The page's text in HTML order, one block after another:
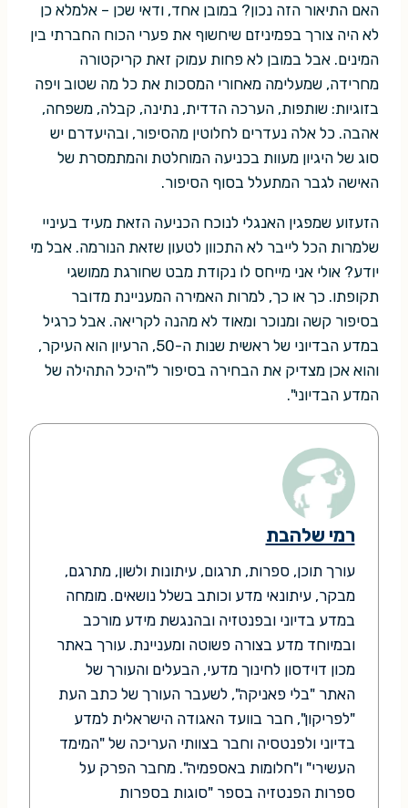
האם התיאור הזה נכון? במובן אחד, ודאי שכן – אלמלא כן
לא היה צורך בפמיניזם שיחשוף את פערי הכוח החברתי בין
המינים. אבל במובן לא פחות עמוק זאת קריקטורה
מחרידה, שמעלימה מאחורי המסכות את כל מה שטוב ויפה
בזוגיות: שותפות, הערכה הדדית, נתינה, קבלה, משפחה,
אהבה. כל אלה נעדרים לחלוטין מהסיפור, ובהיעדרם יש
סוג של היגיון מעוות בכניעה המוחלטת והמתמסרת של
האישה לגבר המתעלל בסוף הסיפור.
הזעזוע שמפגין האנגלי לנוכח הכניעה הזאת מעיד בעיניי
שלמרות הכל לייבר לא התכוון לטעון שזאת הנורמה. אבל מי
יודע? אולי אני מייחס לו נקודת מבט שחורגת ממושגי
תקופתו. כך או כך, למרות האמירה המעניינת מדובר
בסיפור קשה ומנוכר ומאוד לא מהנה לקריאה. אבל כרגיל
במדע הבדיוני של ראשית שנות ה-50, הרעיון הוא העיקר,
והוא אכן מצדיק את הבחירה בסיפור ל"היכל התהילה של
המדע הבדיוני".
רמי שלהבת
עורך תוכן, ספרות, תרגום, עיתונות ולשון, מתרגם,
מבקר, עיתונאי מדע וכותב בשלל נושאים. מומחה
במדע בדיוני ובפנטזיה ובהנגשת מידע מורכב
ובמיוחד מדע בצורה פשוטה ומעניינת. עורך באתר
מכון דוידסון לחינוך מדעי, הבעלים והעורך של
האתר "בלי פאניקה", לשעבר העורך של כתב העת
"לפריקון", חבר בוועד האגודה הישראלית למדע
בדיוני ולפנטסיה וחבר בצוותי העריכה של "המימד
העשירי" ו"חלומות באספמיה". מחבר הפרק על
ספרות הפנטזיה בספר "סוגות בספרות